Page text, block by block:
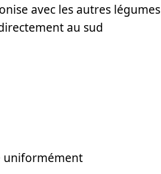
avec les autres légumes
au sud
uniformément